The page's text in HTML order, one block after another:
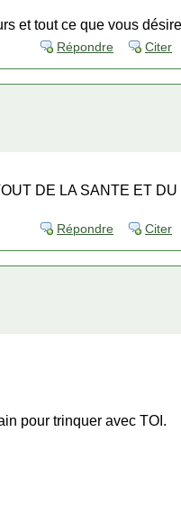
et tout ce que vous
Répondre Citer
DE LA SANTE ET
Répondre Citer
pour trinquer avec TOI.